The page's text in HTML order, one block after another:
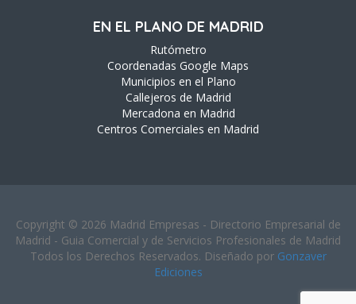
EN EL PLANO DE MADRID
Rutómetro
Coordenadas Google Maps
Municipios en el Plano
Callejeros de Madrid
Mercadona en Madrid
Centros Comerciales en Madrid
Copyright © 2026 Madrid Empresas - Directorio Empresarial de
Madrid - Guia Comercial y de Servicios Profesionales de Madrid
Todos los Derechos Reservados. Diseñado por Gonzaver
Ediciones